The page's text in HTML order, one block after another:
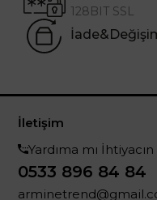
128BIT SSL
İletişim
Yardıma mı İhtiyacın
0533 896 84 84